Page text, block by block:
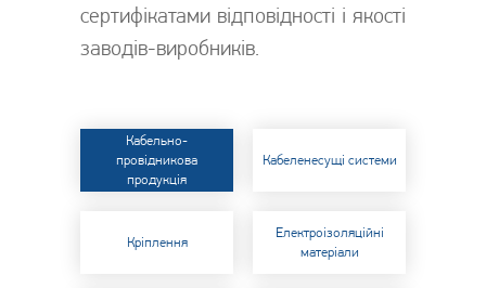
сертифікатами відповідності і якості
заводів-виробників.
Кабельно-
провідникова
продукція
Кабеленесущі системи
Кріплення
Електроізоляційні
матеріали